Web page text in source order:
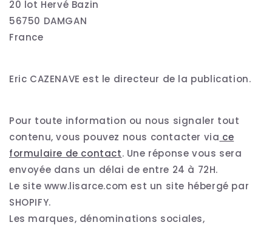
20 lot Hervé Bazin
56750 DAMGAN
France
Eric CAZENAVE est le directeur de la publication.
Pour toute information ou nous signaler tout
contenu, vous pouvez nous contacter via ce
formulaire de contact. Une réponse vous sera
envoyée dans un délai de entre 24 à 72H.
Le site www.lisarce.com est un site hébergé par
SHOPIFY.
Les marques, dénominations sociales,